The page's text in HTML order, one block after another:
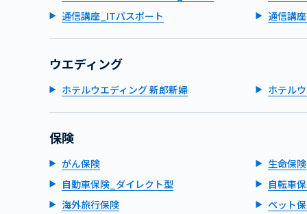
通信講座_ITパスポート
通信講
ウエディング
ホテルウエディング 新郎新婦 ホテル
保険
がん保険
生命保険
自動車保険_ダイレクト型
自転車
海外旅行保険
ペット